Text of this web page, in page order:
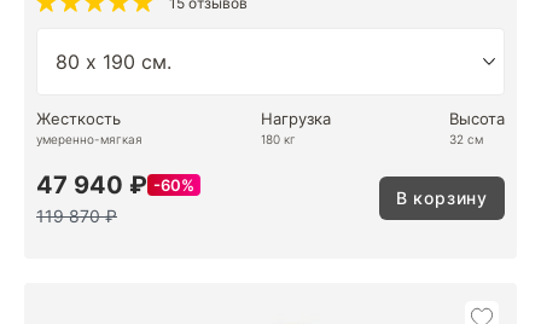
Жесткость
умеренно-мягкая
Нагрузка
180 кг
Высота
32 см
47 940 ₽ 60%
119 870 ₽
В корзину